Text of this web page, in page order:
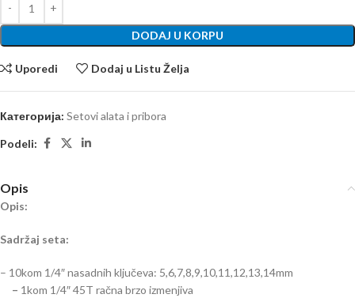
DODAJ U KORPU
Uporedi Dodaj u Listu Želja
Категорија: Setovi alata i pribora
Podeli:
Opis
Opis:
Sadržaj seta:
– 10kom 1/4″ nasadnih ključeva: 5,6,7,8,9,10,11,12,13,14mm
– 1kom 1/4″ 45T račna brzo izmenjiva